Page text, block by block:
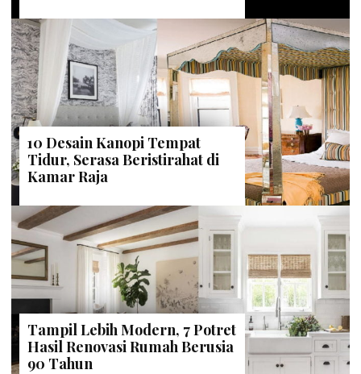
10 Desain Kanopi Tempat
Tidur, Serasa Beristirahat di
Kamar Raja
Tampil Lebih Modern, 7 Potret
Hasil Renovasi Rumah Berusia
90 Tahun